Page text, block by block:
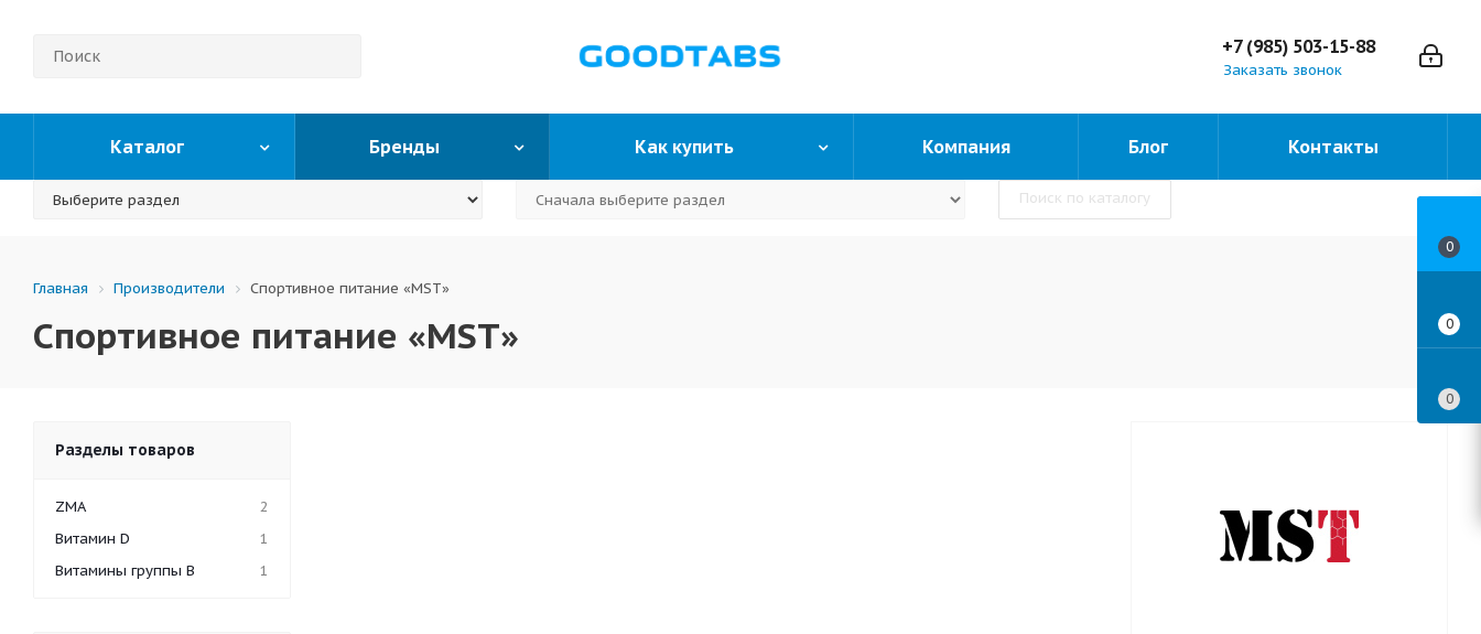
+7 (985) 503-15-88
Заказать звонок
Каталог Бренды Как купить Компания Блог Контакты
Поиск по каталогу
Главная Производители Спортивное питание «MST»
Спортивное питание «MST»
Разделы товаров
ZMA
2
Витамин D
1
Витамины группы B
1
0
0
0